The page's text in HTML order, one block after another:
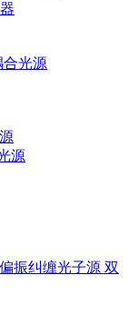
合光源
源
振纠缠光子源 双